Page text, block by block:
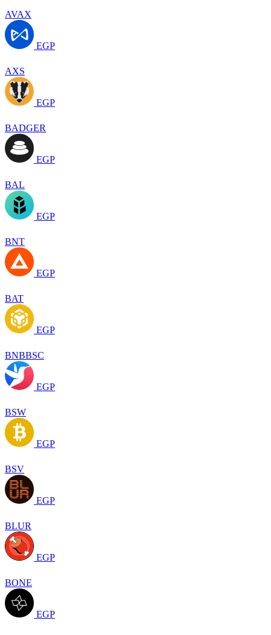
AVAX
EGP
AXS
EGP
BADGER
EGP
BAL
EGP
BNT
EGP
BAT
EGP
BNBBSC
EGP
BSW
EGP
BSV
EGP
BLUR
EGP
BONE
EGP